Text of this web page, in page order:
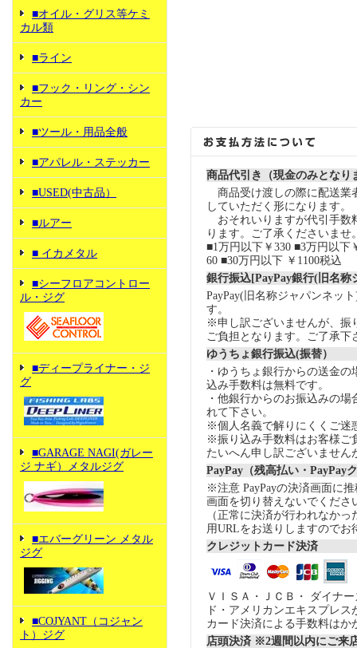
■オイル・グリス等ケミ
カル類
■ライン
■フック・リング・シン
カー
■ツール・用品全般
■アパレル・ステッカー
■USED(中古品）
■ルアー
■ イカメタル
■シーフロアコントロー
ル・ジグ
■ディープライナー・ジ
グ
■GARAGE NAGI(ガレー
ジ ナギ）メタルジグ
■エバーグリーン メタル
ジグ
■COJYANT（コジャン
ト）ジグ
商品代引き（現金のみとなり
商品受け渡しの際に配送業
していただく形になります。
おそれいりますが代引手数
ります。ご了承くださいませ
■1万円以下￥330 ■3万円以下
60 ■30万円以下 ￥1100税込
銀行振込[PayPay銀行(旧名称
PayPay(旧名称ジャパンネッ
す。
※申し訳ございませんが、振
ご負担となります。ご了承下
ゆうちょ銀行振込(振替）
・ゆうちょ銀行からの送金
込み手数料は無料です。
・他銀行からのお振込みの場
れて下さい。
※個人名義で解りにくくご迷
※振り込み手数料はお客様ご
たいへん申し訳ございません
PayPay（残高払い・PayPay
※注意 PayPayの決済画面に
画面を切り替えないでくださ
（正常に決済が行われなか
用URLをお送りしますのでお
クレジットカード決済
ＶＩＳＡ・ＪＣＢ・ ダイナ
ド・アメリカンエキスプレ
カード決済による手数料はか
店頭決済 ※2週間以内にご来